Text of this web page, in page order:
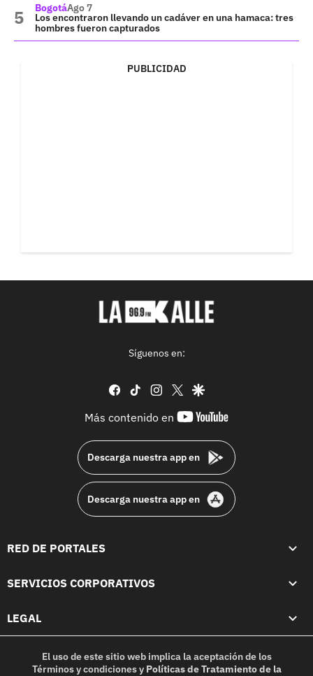
BogotáAgo 7
Los encontraron llevando un cadáver en una hamaca: tres
hombres fueron capturados
PUBLICIDAD
Síguenos en:
facebook
tiktok instagram
twittergoogle
Más contenido en
youtube-
Descarga nuestra app en
Descarga nuestra app en
RED DE PORTALES
SERVICIOS CORPORATIVOS
LEGAL
El uso de este sitio web implica la aceptación de los
Términos y condicionesy Políticas de Tratamiento de la